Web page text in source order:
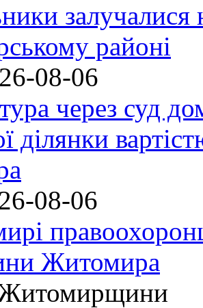
районі
08-06
через суд
ділянки
08-06
Житомира